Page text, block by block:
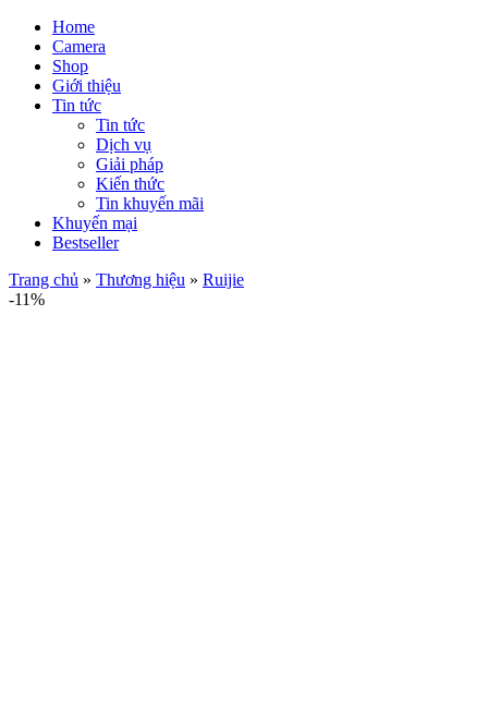
Home
Camera
Shop
Giới thiệu
Tin tức
Tin tức
Dịch vụ
Giải pháp
Kiến thức
Tin khuyến mãi
Khuyến mại
Bestseller
Trang chủ » Thương hiệu » Ruijie
-11%